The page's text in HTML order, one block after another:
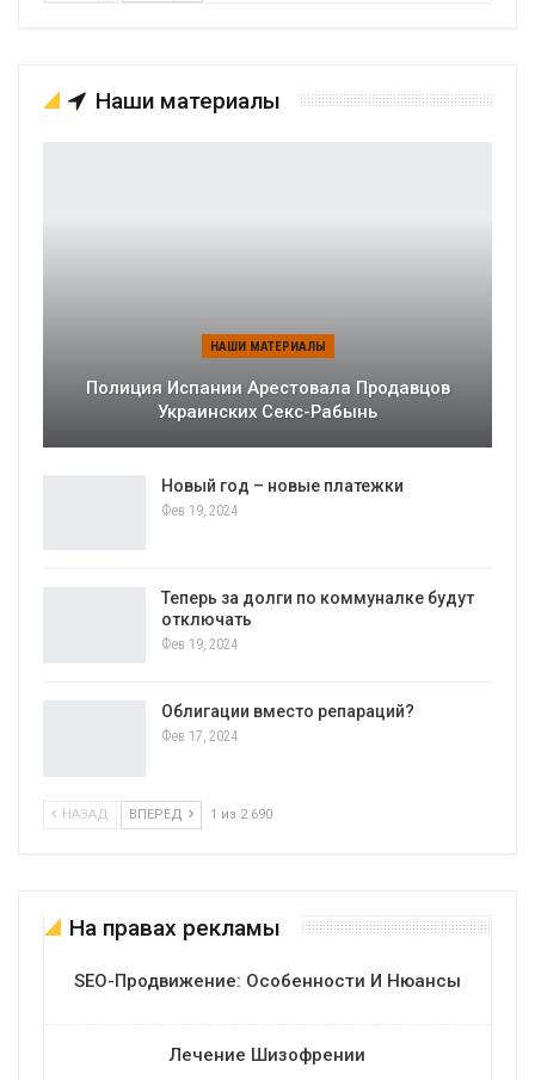
Наши материалы
НАШИ МАТЕРИАЛЫ
Полиция Испании Арестовала Продавцов
Украинских Секс-Рабынь
Новый год – новые платежки
Фев 19, 2024
Теперь за долги по коммуналке будут
отключать
Фев 19, 2024
Облигации вместо репараций?
Фев 17, 2024
НАЗАД ВПЕРЕД 1 из 2 690
На правах рекламы
SEO-Продвижение: Особенности И Нюансы
Лечение Шизофрении